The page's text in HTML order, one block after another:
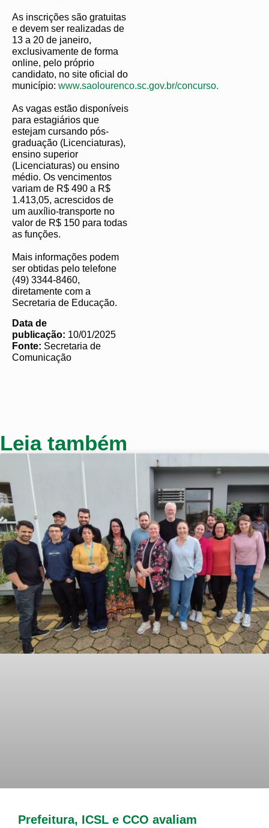
As inscrições são gratuitas
e devem ser realizadas de
13 a 20 de janeiro,
exclusivamente de forma
online, pelo próprio
candidato, no site oficial do
município: www.saolourenco.sc.gov.br/concurso.
As vagas estão disponíveis
para estagiários que
estejam cursando pós-
graduação (Licenciaturas),
ensino superior
(Licenciaturas) ou ensino
médio. Os vencimentos
variam de R$ 490 a R$
1.413,05, acrescidos de
um auxílio-transporte no
valor de R$ 150 para todas
as funções.
Mais informações podem
ser obtidas pelo telefone
(49) 3344-8460,
diretamente com a
Secretaria de Educação.
Data de
publicação: 10/01/2025
Fonte: Secretaria de
Comunicação
Leia também
Prefeitura, ICSL e CCO avaliam